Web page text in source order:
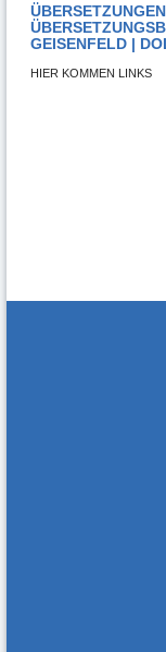
GEISENFELD |
HIER KOMMEN LINKS